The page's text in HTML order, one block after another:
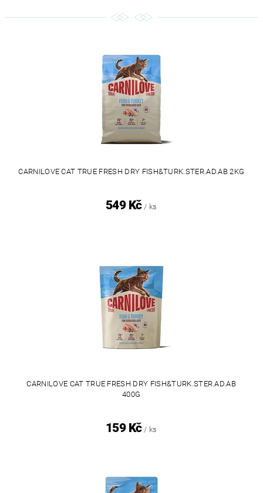
CARNILOVE CAT TRUE FRESH DRY FISH&TURK.STER.AD.AB 2KG
549 Kč / ks
CARNILOVE CAT TRUE FRESH DRY FISH&TURK.STER.AD.AB
400G
159 Kč / ks